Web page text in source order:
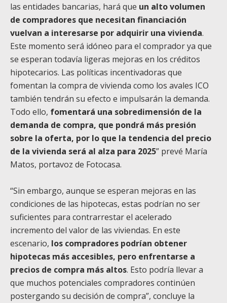
las entidades bancarias, hará que un alto volumen
de compradores que necesitan financiación
vuelvan a interesarse por adquirir una vivienda.
Este momento será idóneo para el comprador ya que
se esperan todavía ligeras mejoras en los créditos
hipotecarios. Las políticas incentivadoras que
fomentan la compra de vivienda como los avales ICO
también tendrán su efecto e impulsarán la demanda.
Todo ello, fomentará una sobredimensión de la
demanda de compra, que pondrá más presión
sobre la oferta, por lo que la tendencia del precio
de la vivienda será al alza para 2025” prevé María
Matos, portavoz de Fotocasa.
“Sin embargo, aunque se esperan mejoras en las
condiciones de las hipotecas, estas podrían no ser
suficientes para contrarrestar el acelerado
incremento del valor de las viviendas. En este
escenario, los compradores podrían obtener
hipotecas más accesibles, pero enfrentarse a
precios de compra más altos. Esto podría llevar a
que muchos potenciales compradores continúen
postergando su decisión de compra”, concluye la